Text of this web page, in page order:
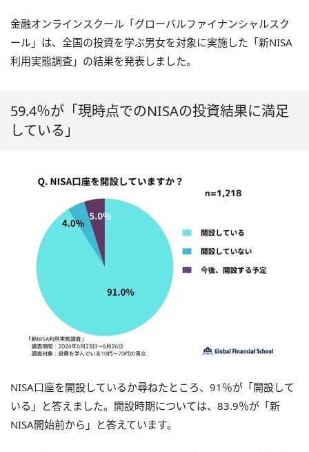
金融オンラインスクール「グローバルファイナンシャルスク
ール」は、全国の投資を学ぶ男女を対象に実施した「新NISA
利用実態調査」の結果を発表しました。
59.4％が「現時点でのNISAの投資結果に満足
している」
NISA口座を開設しているか尋ねたところ、91％が「開設して
いる」と答えました。開設時期については、83.9％が「新
NISA開始前から」と答えています。